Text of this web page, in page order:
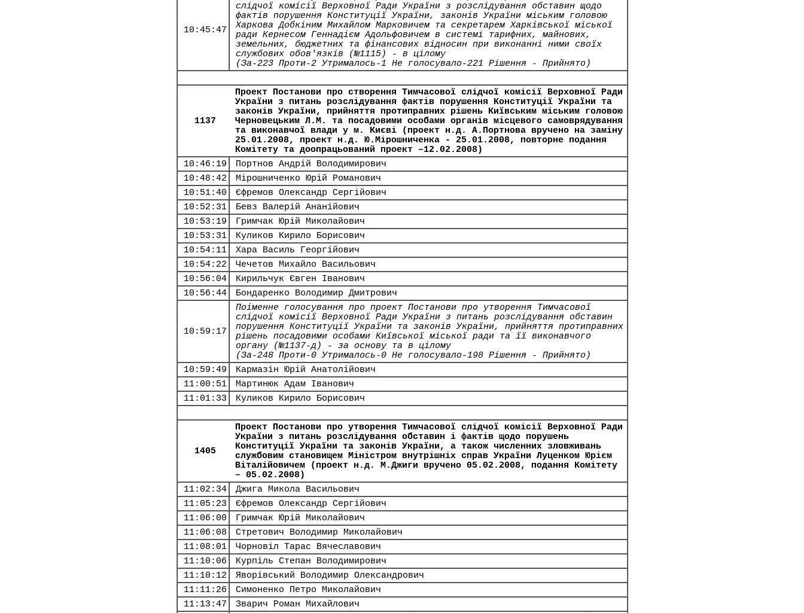
10:45:47
слідчої комісії Верховної Ради України з розслідування обставин щодо
фактів порушення Конституції України, законів України міським головою
Харкова Добкіним Михайлом Марковичем та секретарем Харківської міської
ради Кернесом Геннадієм Адольфовичем в системі тарифних, майнових,
земельних, бюджетних та фінансових відносин при виконанні ними своїх
службових обов'язків (№1115) - в цілому
(За-223 Проти-2 Утрималось-1 Не голосувало-221 Рішення - Прийнято)
1137
Проект Постанови про створення Тимчасової слідчої комісії Верховної Ради
України з питань розслідування фактів порушення Конституції України та
законів України, прийняття протиправних рішень Київським міським головою
Черновецьким Л.М. та посадовими особами органів місцевого самоврядування
та виконавчої влади у м. Києві (проект н.д. А.Портнова вручено на заміну
25.01.2008, проект н.д. Ю.Мірошниченка - 25.01.2008, повторне подання
Комітету та доопрацьований проект –12.02.2008)
10:46:19
Портнов Андрій Володимирович
10:48:42
Мірошниченко Юрій Романович
10:51:40
Єфремов Олександр Сергійович
10:52:31
Бевз Валерій Ананійович
10:53:19
Гримчак Юрій Миколайович
10:53:31
Куликов Кирило Борисович
10:54:11
Хара Василь Георгійович
10:54:22
Чечетов Михайло Васильович
10:56:04
Кирильчук Євген Іванович
10:56:44
Бондаренко Володимир Дмитрович
10:59:17
Поіменне голосування про проект Постанови про утворення Тимчасової
слідчої комісії Верховної Ради України з питань розслідування обставин
порушення Конституції України та законів України, прийняття протиправних
рішень посадовими особами Київської міської ради та її виконавчого
органу (№1137-д) - за основу та в цілому
(За-248 Проти-0 Утрималось-0 Не голосувало-198 Рішення - Прийнято)
10:59:49
Кармазін Юрій Анатолійович
11:00:51
Мартинюк Адам Іванович
11:01:33
Куликов Кирило Борисович
1405
Проект Постанови про утворення Тимчасової слідчої комісії Верховної Ради
України з питань розслідування обставин і фактів щодо порушень
Конституції України та законів України, а також численних зловживань
службовим становищем Міністром внутрішніх справ України Луценком Юрієм
Віталійовичем (проект н.д. М.Джиги вручено 05.02.2008, подання Комітету
– 05.02.2008)
11:02:34
Джига Микола Васильович
11:05:23
Єфремов Олександр Сергійович
11:06:00
Гримчак Юрій Миколайович
11:06:08
Стретович Володимир Миколайович
11:08:01
Чорновіл Тарас Вячеславович
11:10:06
Курпіль Степан Володимирович
11:10:12
Яворівський Володимир Олександрович
11:11:26
Симоненко Петро Миколайович
11:13:47
Зварич Роман Михайлович